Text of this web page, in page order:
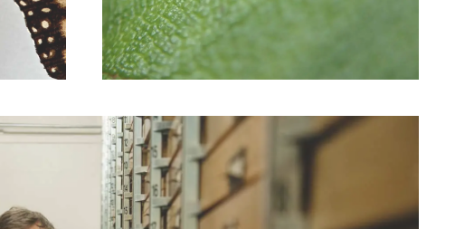
卵。この蝶の目撃情報は、ctahr.hawaii.edu/
pulelehuaに記録されている。 写真は、プレレフア
プロジェクト提供。